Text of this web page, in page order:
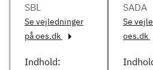
SBL
Se vejledninger
på oes.dk
Indhold:
SADA
Se
oes.dk